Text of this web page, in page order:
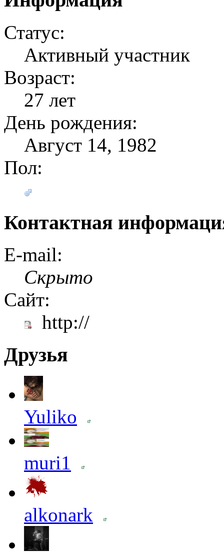
Статус:
Активный участник
Возраст:
27 лет
День рождения:
Август 14, 1982
Пол:
Контактная
E-mail:
Скрыто
Сайт:
http://
Друзья
Yuliko
muri1
alkonark